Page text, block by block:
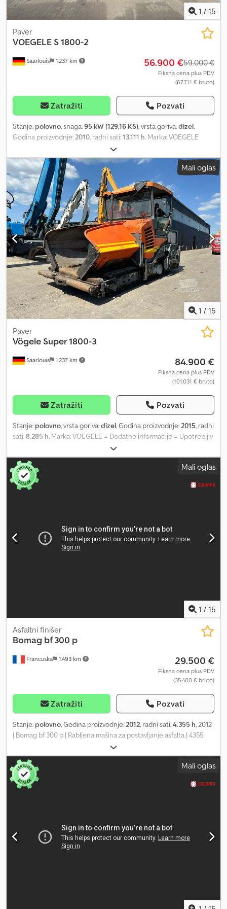
1 / 15
Saarlouis 1.237 km
Paver
VOEGELE S 1800-2
56.900 €59.000 €
Fiksna cena plus PDV
(67.711 € bruto)
Zatražiti Pozvati
Stanje: polovno, snaga:95 kW (129,16 KS), vrsta goriva:dizel,
Godina proizvodnje:2010, radni sati:13.111 h, Marka: VOEGELE
Vögele S 1800-2 Snaga: 129 kW 5 m + 2x 0,75 m 2 x displej 4 x
senzor Finiser: AB 500-2 TV Interni broj: 26X016 CENTRALNI
SISTEM PODMAZIVANJA = Dodatne informacije = Dkodpfx
Ajywuygohyjr Upotrebljiv materijal: asfalt Prazna masa: 19.300 kg
Mali oglas
1 / 15
Saarlouis 1.237 km
Paver
Vögele Super 1800-3
84.900 €
Fiksna cena plus PDV
(101.031 € bruto)
Zatražiti Pozvati
Stanje: polovno, vrsta goriva:dizel, Godina proizvodnje:2015, radni
sati:8.285 h, Marka: VOEGELE = Dodatne informacije = Upotrebljiv
materijal: asfalt Dksdpfx Ahszl Arkoyjr
Mali oglas
1 / 15
Francuska 1.493 km
Asfaltni finišer
Bomag bf 300 p
29.500 €
Fiksna cena plus PDV
(35.400 € bruto)
Zatražiti Pozvati
Stanje: polovno, Godina proizvodnje:2012, radni sati:4.355 h, 2012
| Bomag bf 300 p | Rabljena mašina za postavljanje asfalta | 4355
radnih sati 📍Lokacija: Francuska 🚛 Dostava je moguća do vaše
lokacije – Koristite naš kalkulator za isporuku da biste procenili
troškove transporta! 💰 Kupite sada za 29.500 EUR ili pošaljite
ponudu. Platite pri isporuci uz pristupačnu naknadu (podložno
odobrenju)* 👷‍♂️ Pregledao nezavisni stručnjak 56 kontrolnih
podmazivanje ne radi i poklopac je oštećen, nivo rashladne
tečnosti je nizak, sve ostale funkcije su radile tokom inspekcije. 📄
Želite da vidite kompletan izveštaj o inspekciji, dodatne
✔ Sigurne i fleksibilne opcije plaćanja Dkodpjzk Al Ijfx Ahyjr 🔄
Mali oglas